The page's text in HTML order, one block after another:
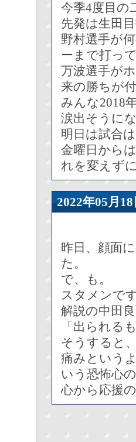
今季4度目の
先発は生田
野村選手が
ーまで打っ
万波選手が
来の勝ちが
みんな2018
涙出そうに
明日は試合
金曜日から
れを変えず
2022年05
昨日、顔面
た。
で、も。
スタメンで
解説の中田
「出られる
そうすると
痛みという
いう恐怖心
心から応援